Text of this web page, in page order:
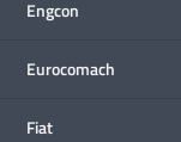
Engcon
Eurocomach
Fiat